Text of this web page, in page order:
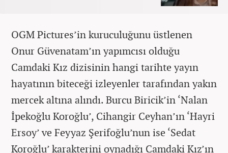
OGM Pictures’in kuruculuğunu üstlenen
Onur Güvenatam’ın yapımcısı olduğu
Camdaki Kız dizisinin hangi tarihte yayın
hayatının biteceği izleyenler tarafından yakın
mercek altına alındı. Burcu Biricik’in ‘Nalan
İpekoğlu Koroğlu’, Cihangir Ceyhan’ın ‘Hayri
Ersoy’ ve Feyyaz Şerifoğlu’nun ise ‘Sedat
Koroğlu’ karakterini oynadığı Camdaki Kız’ın